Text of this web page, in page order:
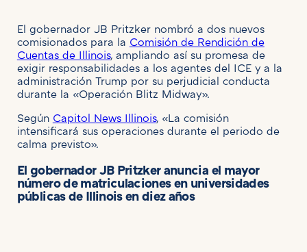
El gobernador JB Pritzker nombró a dos nuevos
comisionados para la Comisión de Rendición de
Cuentas de Illinois, ampliando así su promesa de
exigir responsabilidades a los agentes del ICE y a la
administración Trump por su perjudicial conducta
durante la «Operación Blitz Midway».
Según Capitol News Illinois, «La comisión
intensificará sus operaciones durante el periodo de
calma previsto».
El gobernador JB Pritzker anuncia el mayor
número de matriculaciones en universidades
públicas de Illinois en diez años